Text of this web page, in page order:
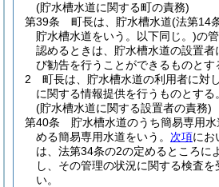
(貯水槽水道に関する町の責務)
第39条
町長は、貯水槽水道(法第14
貯水槽水道をいう。以下同じ。)の
認めるときは、貯水槽水道の設置者
び勧告を行うことができるものとす
2
町長は、貯水槽水道の利用者に対
に関する情報提供を行うものとする。
(貯水槽水道に関する設置者の責務)
第40条
貯水槽水道のうち簡易専用水
める簡易専用水道をいう。 次項にお
は、法第34条の2の定めるところに
し、その管理の状況に関する検査
い。